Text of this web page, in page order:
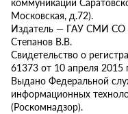
Московская, д.72).
Издатель — ГАУ СМИ СО
Степанов В.В.
Свидетельство о
61373 от 10 апреля 2015
Выдано Федеральной
информационных
(Роскомнадзор).